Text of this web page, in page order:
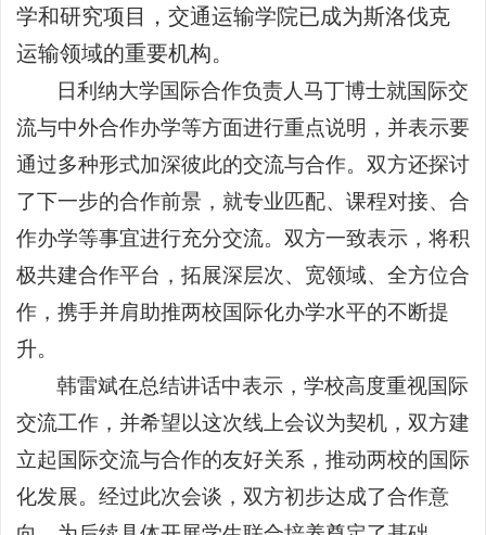
学和研究项目，交通运输学院已成为斯洛伐克
运输领域的重要机构。
日利纳大学国际合作负责人马丁博士就国际交
流与中外合作办学等方面进行重点说明，并表示要
通过多种形式加深彼此的交流与合作。双方还探讨
了下一步的合作前景，就专业匹配、课程对接、合
作办学等事宜进行充分交流。双方一致表示，将积
极共建合作平台，拓展深层次、宽领域、全方位合
作，携手并肩助推两校国际化办学水平的不断提
升。
韩雷斌在总结讲话中表示，学校高度重视国际
交流工作，并希望以这次线上会议为契机，双方建
立起国际交流与合作的友好关系，推动两校的国际
化发展。经过此次会谈，双方初步达成了合作意